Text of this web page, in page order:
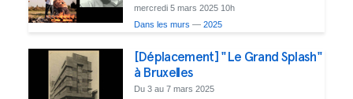
mercredi 5 mars 2025 10h
Dans les murs — 2025
[Déplacement] "Le Grand Splash"
à Bruxelles
Du 3 au 7 mars 2025